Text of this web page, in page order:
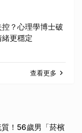
？心理學博士破
更穩定
查看更多
！56歲男「菸檳